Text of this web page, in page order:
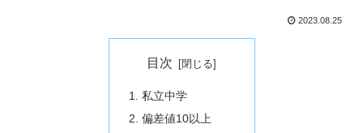
2023.08.25
目次
私立中学
偏差値10以上